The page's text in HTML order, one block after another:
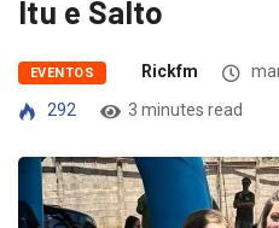
Itu e Salto
EVENTOS Rickfm
292
3 minutes read